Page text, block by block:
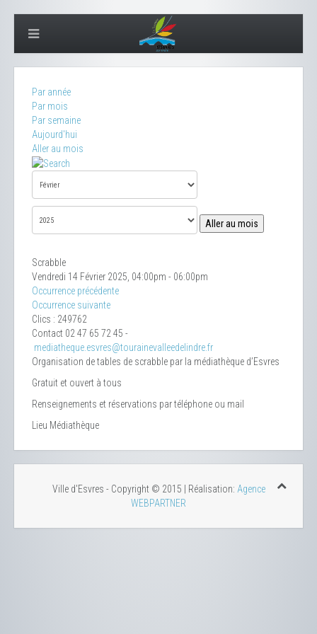
Par année
Par mois
Par semaine
Aujourd'hui
Aller au mois
Aller au mois
Scrabble
Vendredi 14 Février 2025, 04:00pm - 06:00pm
Occurrence précédente
Occurrence suivante
Clics : 249762
Contact 02 47 65 72 45 -
mediatheque.esvres@tourainevalleedelindre.fr
Organisation de tables de scrabble par la médiathèque d’Esvres
Gratuit et ouvert à tous
Renseignements et réservations par téléphone ou mail
Lieu Médiathèque
Ville d'Esvres - Copyright © 2015 | Réalisation: Agence
WEBPARTNER